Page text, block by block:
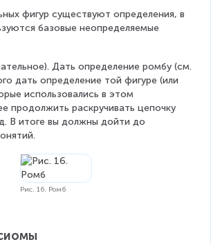
фигур существуют определения, в
базовые неопределяемые
Дать определение ромбу (см.
дать определение той фигуре (или
использовались в этом
продолжить раскручивать цепочку
В итоге вы должны дойти до
Рис. 16. Ромб